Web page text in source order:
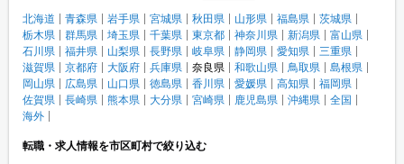
北海道 青森県 岩手県 宮城県 秋田県 山形県 福島県
茨城県
栃木県
群馬県 埼玉県 千葉県 東京都 神奈川県 新潟県
富山県
石川県
福井県 山梨県 長野県 岐阜県 静岡県 愛知県
三重県
滋賀県
京都府 大阪府 兵庫県 奈良県 和歌山県 鳥取県
島根県
岡山県
広島県 山口県 徳島県 香川県 愛媛県 高知県
福岡県
佐賀県
長崎県 熊本県 大分県 宮崎県 鹿児島県 沖縄県
全国
海外
転職・求人情報を市区町村で絞り込む